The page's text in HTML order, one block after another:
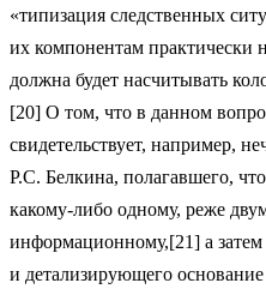
«типизация следственных
их компонентам практически
должна будет насчитывать
[20] О том, что в данном
свидетельствует, например,
Р.С. Белкина, полагавшего,
какому-либо одному, реже
информационному,[21] а
и детализирующего